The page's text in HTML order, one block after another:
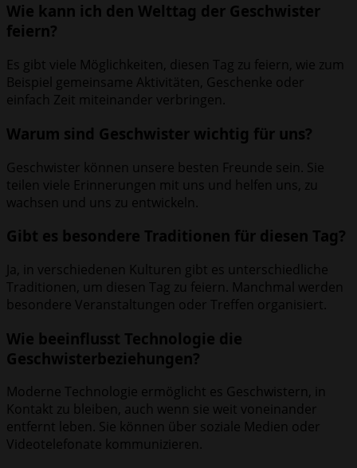
Wie kann ich den Welttag der Geschwister
feiern?
Es gibt viele Möglichkeiten, diesen Tag zu feiern, wie zum
Beispiel gemeinsame Aktivitäten, Geschenke oder
einfach Zeit miteinander verbringen.
Warum sind Geschwister wichtig für uns?
Geschwister können unsere besten Freunde sein. Sie
teilen viele Erinnerungen mit uns und helfen uns, zu
wachsen und uns zu entwickeln.
Gibt es besondere Traditionen für diesen Tag?
Ja, in verschiedenen Kulturen gibt es unterschiedliche
Traditionen, um diesen Tag zu feiern. Manchmal werden
besondere Veranstaltungen oder Treffen organisiert.
Wie beeinflusst Technologie die
Geschwisterbeziehungen?
Moderne Technologie ermöglicht es Geschwistern, in
Kontakt zu bleiben, auch wenn sie weit voneinander
entfernt leben. Sie können über soziale Medien oder
Videotelefonate kommunizieren.